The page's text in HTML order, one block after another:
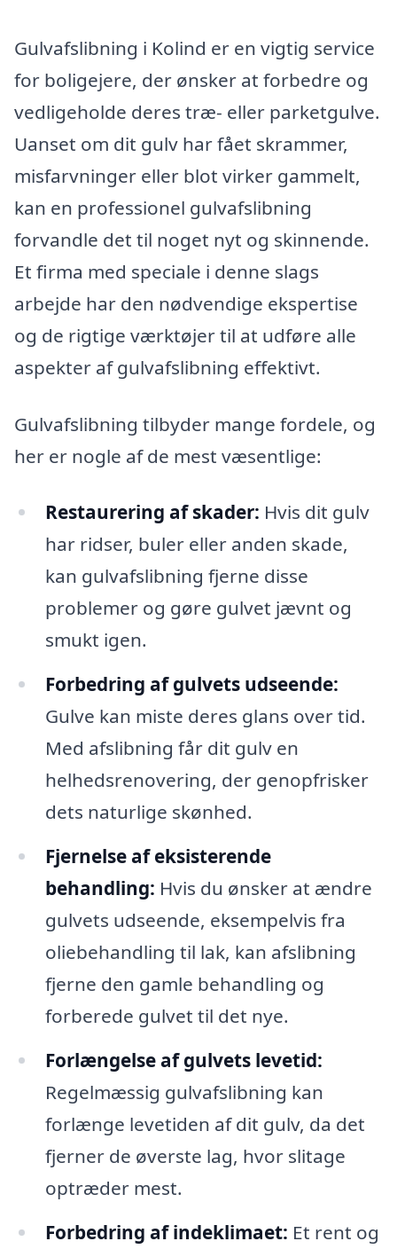
Gulvafslibning i Kolind er en vigtig service
for boligejere, der ønsker at forbedre og
vedligeholde deres træ- eller parketgulve.
Uanset om dit gulv har fået skrammer,
misfarvninger eller blot virker gammelt,
kan en professionel gulvafslibning
forvandle det til noget nyt og skinnende.
Et firma med speciale i denne slags
arbejde har den nødvendige ekspertise
og de rigtige værktøjer til at udføre alle
aspekter af gulvafslibning effektivt.
Gulvafslibning tilbyder mange fordele, og
her er nogle af de mest væsentlige:
Restaurering af skader: Hvis dit gulv
har ridser, buler eller anden skade,
kan gulvafslibning fjerne disse
problemer og gøre gulvet jævnt og
smukt igen.
Forbedring af gulvets udseende:
Gulve kan miste deres glans over tid.
Med afslibning får dit gulv en
helhedsrenovering, der genopfrisker
dets naturlige skønhed.
Fjernelse af eksisterende
behandling: Hvis du ønsker at ændre
gulvets udseende, eksempelvis fra
oliebehandling til lak, kan afslibning
fjerne den gamle behandling og
forberede gulvet til det nye.
Forlængelse af gulvets levetid:
Regelmæssig gulvafslibning kan
forlænge levetiden af dit gulv, da det
fjerner de øverste lag, hvor slitage
optræder mest.
Forbedring af indeklimaet: Et rent og